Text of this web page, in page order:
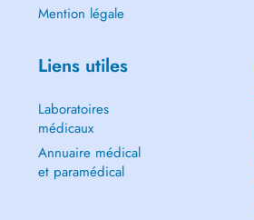
Mention légale
Liens utiles
Laboratoires
médicaux
Annuaire médical
et paramédical